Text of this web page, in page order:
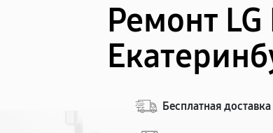
Ремонт LG
Бесплатная доставка